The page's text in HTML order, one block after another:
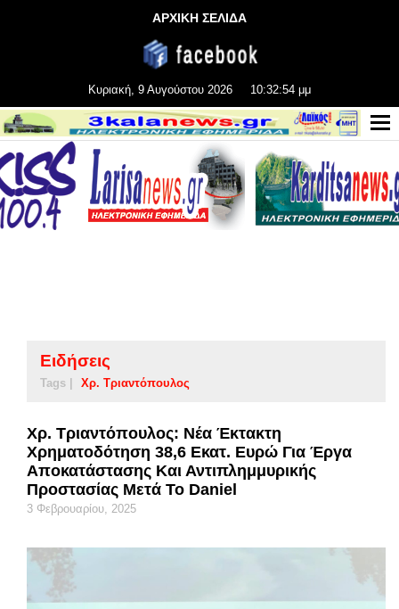
ΑΡΧΙΚΗ ΣΕΛΙΔΑ
Κυριακή, 9 Αυγούστου 2026 10:32:55 μμ
Ειδήσεις
Tags | Χρ. Τριαντόπουλος
Χρ. Τριαντόπουλος: Νέα Έκτακτη
Χρηματοδότηση 38,6 Εκατ. Ευρώ Για Έργα
Αποκατάστασης Και Αντιπλημμυρικής
Προστασίας Μετά Το Daniel
3 Φεβρουαρίου, 2025